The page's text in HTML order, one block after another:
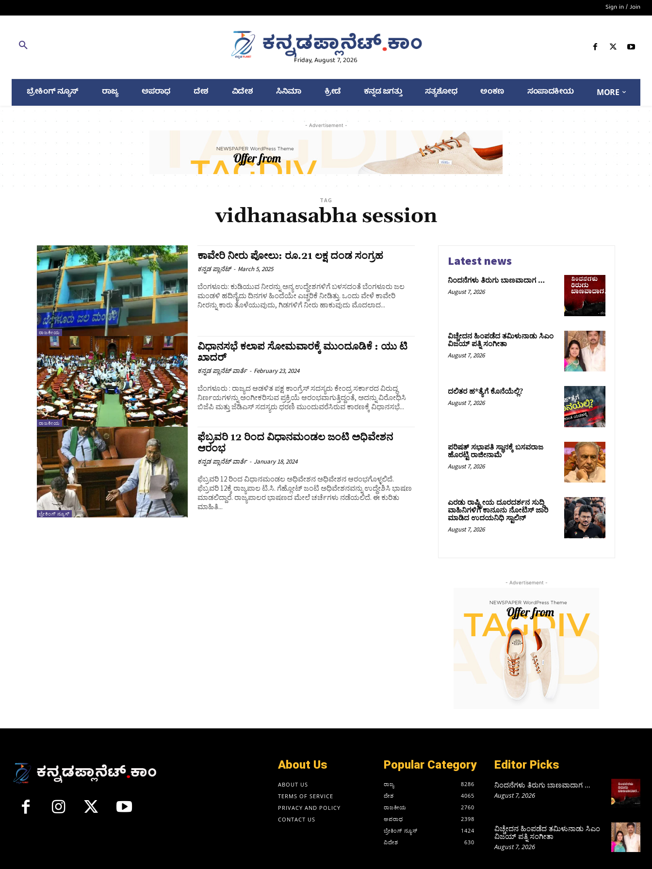
Sign in / Join
Friday, August 7, 2026
ಬ್ರೇಕಿಂಗ್ ನ್ಯೂಸ್ ರಾಜ್ಯ ಅಪರಾಧ ದೇಶ ವಿದೇಶ ಸಿನಿಮಾ ಕ್ರೀಡೆ ಕನ್ನಡ ಜಗತ್ತು ಸತ್ಯಶೋಧ ಅಂಕಣ ಸಂಪಾದಕೀಯ MORE
- Advertisement -
TAG
vidhanasabha session
ರಾಜಕೀಯ
ಕಾವೇರಿ ನೀರು ಪೋಲು: ರೂ.21 ಲಕ್ಷ ದಂಡ ಸಂಗ್ರಹ
ಕನ್ನಡ ಪ್ಲಾನೆಟ್ - March 5, 2025
ಬೆಂಗಳೂರು: ಕುಡಿಯುವ ನೀರನ್ನು ಅನ್ಯ ಉದ್ದೇಶಗಳಿಗೆ ಬಳಸದಂತೆ ಬೆಂಗಳೂರು ಜಲ
ಮಂಡಳಿ ಹದಿನೈದು ದಿನಗಳ ಹಿಂದೆಯೇ ಎಚ್ಚರಿಕೆ ನೀಡಿತ್ತು. ಒಂದು ವೇಳೆ ಕಾವೇರಿ
ನೀರನ್ನು ಕಾರು ತೊಳೆಯುವುದು, ಗಿಡಗಳಿಗೆ ನೀರು ಹಾಕುವುದು ಮೊದಲಾದ...
ರಾಜಕೀಯ
ವಿಧಾನಸಭೆ ಕಲಾಪ ಸೋಮವಾರಕ್ಕೆ ಮುಂದೂಡಿಕೆ : ಯು ಟಿ
ಖಾದರ್
ಕನ್ನಡ ಪ್ಲಾನೆಟ್ ವಾರ್ತೆ - February 23, 2024
ಬೆಂಗಳೂರು : ರಾಜ್ಯದ ಆಡಳಿತ ಪಕ್ಷ ಕಾಂಗ್ರೆಸ್‌ ಸದಸ್ಯರು ಕೇಂದ್ರ ಸರ್ಕಾರದ ವಿರುದ್ಧ
ನಿರ್ಣಯಗಳನ್ನು ಅಂಗೀಕರಿಸುವ ಪ್ರಕ್ರಿಯೆ ಆರಂಭವಾಗುತ್ತಿದ್ದಂತೆ, ಅದನ್ನು ವಿರೋಧಿಸಿ
ಬಿಜೆಪಿ ಮತ್ತು ಜೆಡಿಎಸ್‌ ಸದಸ್ಯರು ಧರಣಿ ಮುಂದುವರೆಸಿರುವ ಕಾರಣಕ್ಕೆ ವಿಧಾನಸಭೆ...
ಬ್ರೇಕಿಂಗ್ ನ್ಯೂಸ್
ಫೆಬ್ರವರಿ 12 ರಿಂದ ವಿಧಾನಮಂಡಲ ಜಂಟಿ ಅಧಿವೇಶನ
ಆರಂಭ
ಕನ್ನಡ ಪ್ಲಾನೆಟ್ ವಾರ್ತೆ - January 18, 2024
ಫೆಬ್ರವರಿ 12 ರಿಂದ ವಿಧಾನಮಂಡಲ ಅಧಿವೇಶನ ಅಧಿವೇಶನ ಆರಂಭಗೊಳ್ಳಲಿದೆ.
ಫೆಬ್ರವರಿ 12ಕ್ಕೆ ರಾಜ್ಯಪಾಲ ಟಿ.ಸಿ. ಗೆಹ್ಲೋಟ್ ಜಂಟಿ ಅಧಿವೇಶನವನ್ನು ಉದ್ದೇಶಿಸಿ ಭಾಷಣ
ಮಾಡಲಿದ್ದಾರೆ. ರಾಜ್ಯಪಾಲರ ಭಾಷಣದ ಮೇಲೆ ಚರ್ಚೆಗಳು ನಡೆಯಲಿದೆ. ಈ ಕುರಿತು
ಮಾಹಿತಿ...
Latest news
ನಿಂದನೆಗಳು ತಿರುಗು ಬಾಣವಾದಾಗ …
August 7, 2026
ವಿಚ್ಚೇದನ ಹಿಂಪಡೆದ ತಮಿಳುನಾಡು ಸಿಎಂ
ವಿಜಯ್‌ ಪತ್ನಿ ಸಂಗೀತಾ
August 7, 2026
ದಲಿತರ ಹ*ತ್ಯೆಗೆ ಕೊನೆಯೆಲ್ಲಿ?
August 7, 2026
ಪರಿಷತ್‌ ಸಭಾಪತಿ ಸ್ಥಾನಕ್ಕೆ ಬಸವರಾಜ
ಹೊರಟ್ಟಿ ರಾಜೀನಾಮೆ
August 7, 2026
ಎರಡು ರಾಷ್ಟ್ರೀಯ ದೂರದರ್ಶನ ಸುದ್ದಿ
ವಾಹಿನಿಗಳಿಗೆ ಕಾನೂನು ನೋಟಿಸ್ ಜಾರಿ
ಮಾಡಿದ ಉದಯನಿಧಿ ಸ್ಟಾಲಿನ್
August 7, 2026
- Advertisement -
About Us
ABOUT US
TERMS OF SERVICE
PRIVACY AND POLICY
CONTACT US
Popular Category
ರಾಜ್ಯ
8286
ದೇಶ
4065
ರಾಜಕೀಯ
2760
ಅಪರಾಧ
2398
ಬ್ರೇಕಿಂಗ್ ನ್ಯೂಸ್
1424
ವಿದೇಶ
630
Editor Picks
ನಿಂದನೆಗಳು ತಿರುಗು ಬಾಣವಾದಾಗ …
August 7, 2026
ವಿಚ್ಚೇದನ ಹಿಂಪಡೆದ ತಮಿಳುನಾಡು ಸಿಎಂ
ವಿಜಯ್‌ ಪತ್ನಿ ಸಂಗೀತಾ
August 7, 2026